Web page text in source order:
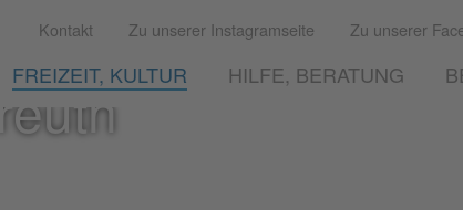
Kontakt Zu unserer Instagramseite Zu unserer
FREIZEIT, KULTUR HILFE, BERATUNG